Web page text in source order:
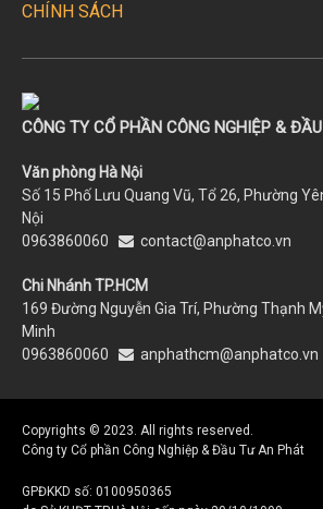
CHÍNH SÁCH
CÔNG TY CỔ PHẦN CÔNG NGHIỆP &
Văn phòng Hà Nội
Số 15 Phố Lưu Quang Vũ, Tổ 26, Phường
Nội
0963860060
contact@anphatco.vn
Chi Nhánh TP.HCM
169 Đường Nguyễn Gia Trí, Phường Thạnh
Minh
0963860060
anphathcm@anphatco.vn
Copyrights © 2023. All rights reserved.
Công ty Cổ phần Công Nghiệp & Đầu Tư An Phát
GPĐKKD số: 0100950365